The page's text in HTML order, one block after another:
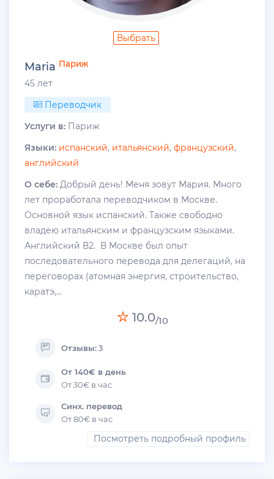
Выбрать
Maria Париж
45 лет
Переводчик
Услуги в: Париж
Языки: испанский, итальянский, французский,
английский
О себе: Добрый день! Меня зовут Мария. Много
лет проработала переводчиком в Москве.
Основной язык испанский. Также свободно
владею итальянским и французским языками.
Английский В2. В Москве был опыт
последовательного перевода для делегаций, на
переговорах (атомная энергия, строительство,
каратэ,...
10.0/10
Отзывы:3
От 140€ в день
От 30€ в час
Синх. перевод
От 80€ в час
Посмотреть подробный профиль